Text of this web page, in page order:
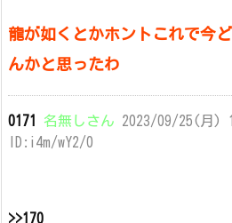
龍が如くとかホントこれで今
んかと思ったわ
0171 名無しさん 2023/09/25(月)
ID:i4m/wY2/0
>>170